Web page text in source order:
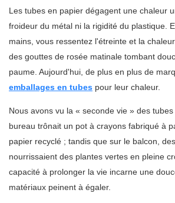
Les tubes en papier dégagent une chaleur
froideur du métal ni la rigidité du plastique.
mains, vous ressentez l'étreinte et la
des gouttes de rosée matinale tombant
paume. Aujourd'hui, de plus en plus de
emballages en tubes pour leur chaleur.
Nous avons vu la « seconde vie » des
bureau trônait un pot à crayons fabriqué à
papier recyclé ; tandis que sur le balcon,
nourrissaient des plantes vertes en pleine
capacité à prolonger la vie incarne une
matériaux peinent à égaler.